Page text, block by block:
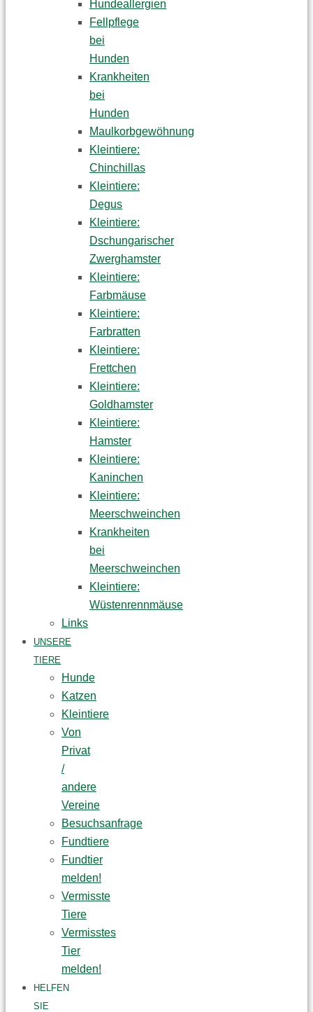
Hundeallergien
Fellpflege
bei
Hunden
Krankheiten
bei
Hunden
Maulkorbgewöhnung
Kleintiere:
Chinchillas
Kleintiere:
Degus
Kleintiere:
Dschungarischer
Zwerghamster
Kleintiere:
Farbmäuse
Kleintiere:
Farbratten
Kleintiere:
Frettchen
Kleintiere:
Goldhamster
Kleintiere:
Hamster
Kleintiere:
Kaninchen
Kleintiere:
Meerschweinchen
Krankheiten
bei
Meerschweinchen
Kleintiere:
Wüstenrennmäuse
Links
UNSERE
TIERE
Hunde
Katzen
Kleintiere
Von
Privat
/
andere
Vereine
Besuchsanfrage
Fundtiere
Fundtier
melden!
Vermisste
Tiere
Vermisstes
Tier
melden!
HELFEN
SIE